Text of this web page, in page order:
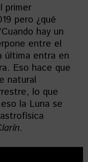
primer
pero ¿qué
hay un
entre el
última entra en
Eso hace que
natural
lo que
la Luna se
.